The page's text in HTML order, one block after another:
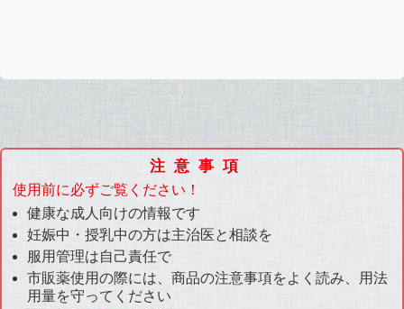
注意事項
使用前に必ずご覧ください！
健康な成人向けの情報です
妊娠中・授乳中の方は主治医と相談を
服用管理は自己責任で
市販薬使用の際には、商品の注意事項をよく読み、用法
用量を守ってください